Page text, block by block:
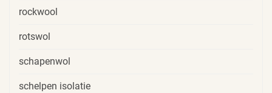
rockwool
rotswol
schapenwol
schelpen isolatie